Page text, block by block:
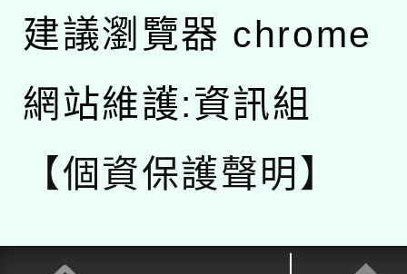
建議瀏覽器 chrome
網站維護:資訊組
【個資保護聲明】